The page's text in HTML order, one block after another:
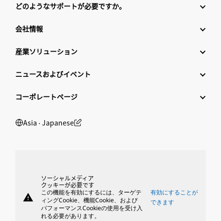
どのようなサポートが必要ですか。
会社情報
産業ソリューション
ニュースおよびイベント
コーポレートページ
Asia ‧ Japanese
warning
ソーシャルメディア
クッキーが必要です
この機能を有効にするには、ターゲテ
ィングCookie、機能Cookie、および
パフォーマンスCookieの使用を受け入
れる必要があります。
有効にすることが
できます